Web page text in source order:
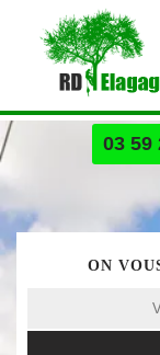
03 59
ON